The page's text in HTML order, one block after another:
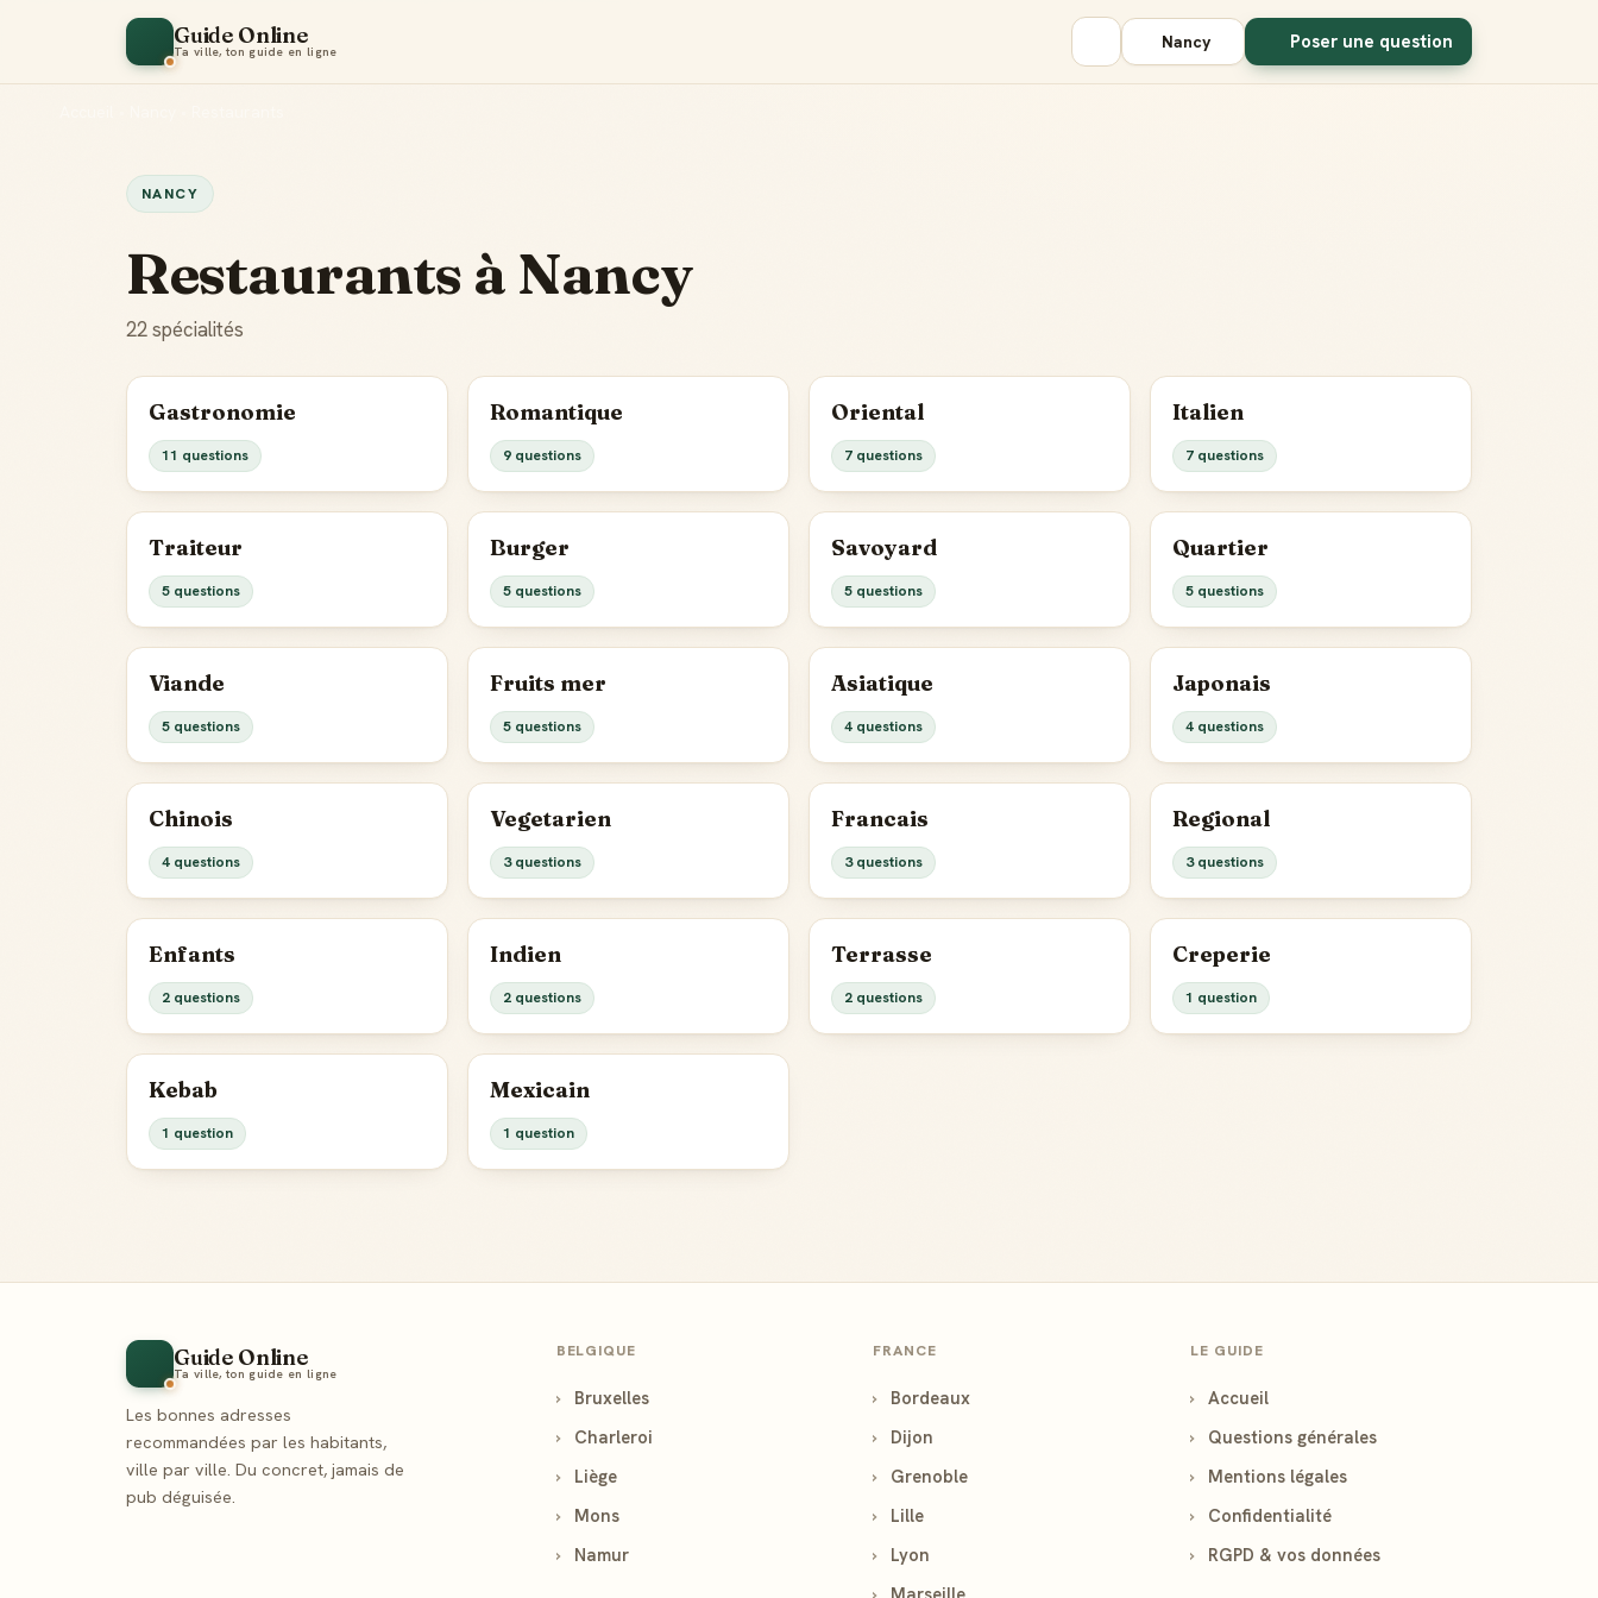
Guide Online
Ta ville, ton guide en ligne Nancy Poser une question
NANCY
Restaurants à Nancy
22 spécialités
Gastronomie
11 questions
Romantique
9 questions
Oriental
7 questions
Italien
7 questions
Traiteur
5 questions
Burger
5 questions
Savoyard
5 questions
Quartier
5 questions
Viande
5 questions
Fruits mer
5 questions
Asiatique
4 questions
Japonais
4 questions
Chinois
4 questions
Vegetarien
3 questions
Francais
3 questions
Regional
3 questions
Enfants
2 questions
Indien
2 questions
Terrasse
2 questions
Creperie
1 question
Kebab
1 question
Mexicain
1 question
Guide Online
Ta ville, ton guide en ligne
Les bonnes adresses
recommandées par les habitants,
ville par ville. Du concret, jamais de
pub déguisée.
BELGIQUE
›
Bruxelles
›
Charleroi
›
Liège
›
Mons
›
Namur
FRANCE
›
Bordeaux
›
Dijon
›
Grenoble
›
Lille
›
Lyon
LE GUIDE
›
Accueil
›
Questions générales
›
Mentions légales
›
Confidentialité
›
RGPD & vos données